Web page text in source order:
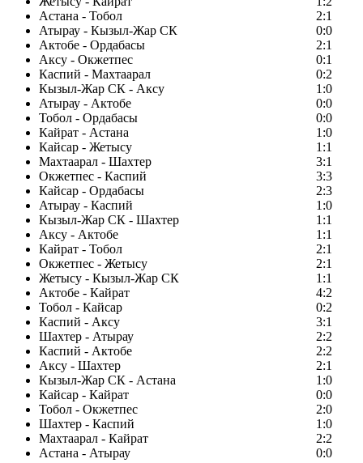
Астана - Тобол
2:1
Атырау - Кызыл-Жар СК
0:0
Актобе - Ордабасы
2:1
Аксу - Окжетпес
0:1
Каспий - Махтаарал
0:2
Кызыл-Жар СК - Аксу
1:0
Атырау - Актобе
0:0
Тобол - Ордабасы
0:0
Кайрат - Астана
1:0
Кайсар - Жетысу
1:1
Махтаарал - Шахтер
3:1
Окжетпес - Каспий
3:3
Кайсар - Ордабасы
2:3
Атырау - Каспий
1:0
Кызыл-Жар СК - Шахтер
1:1
Аксу - Актобе
1:1
Кайрат - Тобол
2:1
Окжетпес - Жетысу
2:1
Жетысу - Кызыл-Жар СК
1:1
Актобе - Кайрат
4:2
Тобол - Кайсар
0:2
Каспий - Аксу
3:1
Шахтер - Атырау
2:2
Каспий - Актобе
2:2
Аксу - Шахтер
2:1
Кызыл-Жар СК - Астана
1:0
Кайсар - Кайрат
0:0
Тобол - Окжетпес
2:0
Шахтер - Каспий
1:0
Махтаарал - Кайрат
2:2
Астана - Атырау
0:0